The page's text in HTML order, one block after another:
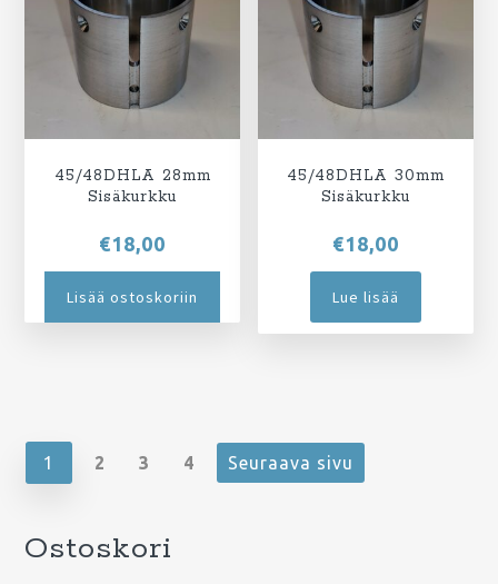
45/48DHLA 28mm
Sisäkurkku
€18,00
Lisää ostoskoriin
45/48DHLA 30mm
Sisäkurkku
€18,00
Lue lisää
1 2 3 4 Seuraava sivu
Ostoskori